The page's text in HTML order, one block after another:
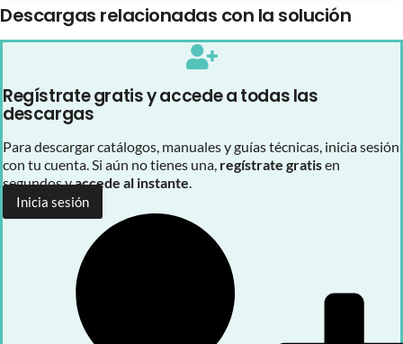
Descargas relacionadas con la solución
Regístrate gratis y accede a todas las
descargas
Para descargar catálogos, manuales y guías técnicas, inicia sesión
con tu cuenta. Si aún no tienes una, regístrate gratisen
segundos yaccede al instante.
Inicia sesión